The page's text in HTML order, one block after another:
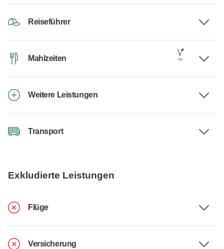
Reiseführer
Mahlzeiten
Weitere Leistungen
Transport
Exkludierte Leistungen
Flüge
Versicherung